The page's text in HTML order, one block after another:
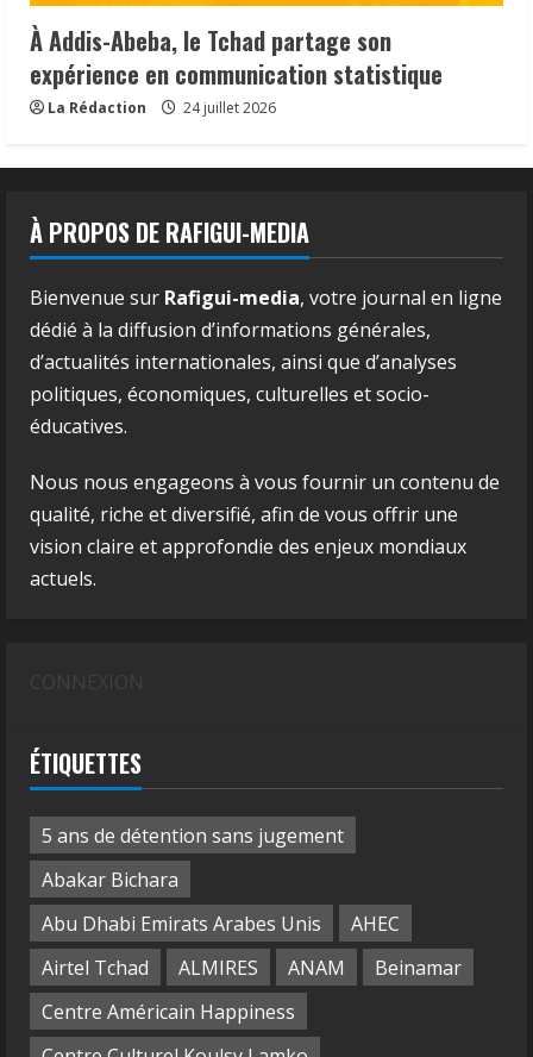
À Addis-Abeba, le Tchad partage son
expérience en communication statistique
La Rédaction 24 juillet 2026
À PROPOS DE RAFIGUI-MEDIA
Bienvenue sur Rafigui-media, votre journal en ligne
dédié à la diffusion d’informations générales,
d’actualités internationales, ainsi que d’analyses
politiques, économiques, culturelles et socio-
éducatives.
Nous nous engageons à vous fournir un contenu de
qualité, riche et diversifié, afin de vous offrir une
vision claire et approfondie des enjeux mondiaux
actuels.
ÉTIQUETTES
5 ans de détention sans jugement
Abakar Bichara
Abu Dhabi Emirats Arabes Unis
AHEC
Airtel Tchad
ALMIRES ANAM
Beinamar
Centre Américain Happiness